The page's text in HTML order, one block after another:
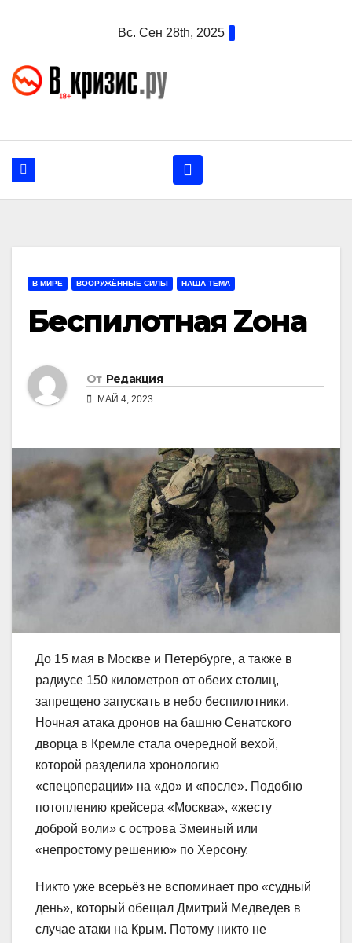
Вс. Сен 28th, 2025
В МИРЕ ВООРУЖЁННЫЕ СИЛЫ НАША ТЕМА
Беспилотная Zона
От Редакция
МАЙ 4, 2023
До 15 мая в Москве и Петербурге, а также в
радиусе 150 километров от обеих столиц,
запрещено запускать в небо беспилотники.
Ночная атака дронов на башню Сенатского
дворца в Кремле стала очередной вехой,
которой разделила хронологию
«спецоперации» на «до» и «после». Подобно
потоплению крейсера «Москва», «жесту
доброй воли» с острова Змеиный или
«непростому решению» по Херсону.
Никто уже всерьёз не вспоминает про «судный
день», который обещал Дмитрий Медведев в
случае атаки на Крым. Потому никто не